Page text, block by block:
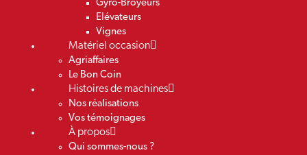
Gyro-Broyeurs
Elévateurs
Vignes
Matériel occasion
Agriaffaires
Le Bon Coin
Histoires de machines
Nos réalisations
Vos témoignages
À propos
Qui sommes-nous ?